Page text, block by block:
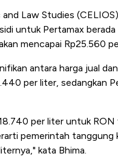
Law Studies
untuk Pertamax
mencapai Rp25.560
antara harga jual
per liter, sedangkan
per liter untuk RON
pemerintah tanggung
kata Bhima.
Mana